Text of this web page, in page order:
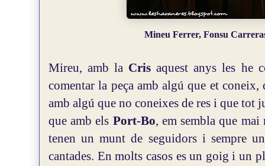
Mineu Ferrer, Fonsu
Mireu, amb la Crisaquest anys les he
comentar la peça amb algú que et coneix,
amb algú que no coneixes de res i que tot
queamb els Port-Bo, em sembla que
tenen un munt de seguidors i sempre
cantades. En molts casos es un goig i un